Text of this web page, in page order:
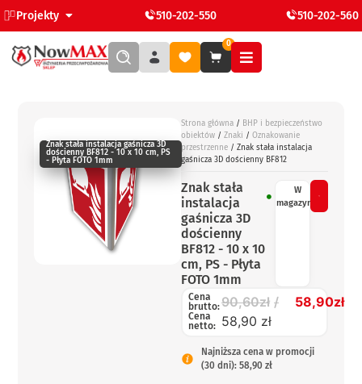
Projekty 510-202-550 510-202-560
0
Znak stała instalacja gaśnicza 3D
dościenny BF812 - 10 x 10 cm, PS
- Płyta FOTO 1mm
Strona główna / BHP i bezpieczeństwo
obiektów / Znaki / Oznakowanie
przestrzenne / Znak stała instalacja
gaśnicza 3D dościenny BF812
Znak stała
instalacja
gaśnicza 3D
dościenny
BF812 - 10 x 10
cm, PS - Płyta
FOTO 1mm
W
magazynie
Cena
brutto:90,60zł 58,90zł
Cena
netto: 58,90 zł
Najniższa cena w promocji
(30 dni): 58,90 zł